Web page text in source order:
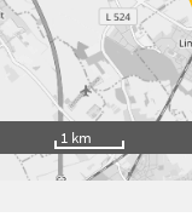
1 km